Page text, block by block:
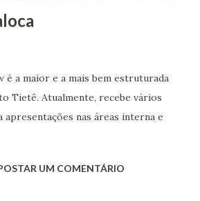
é a maior e a mais bem estruturada
Tietê. Atualmente, recebe vários
apresentações nas áreas interna e
UM COMENTÁRIO